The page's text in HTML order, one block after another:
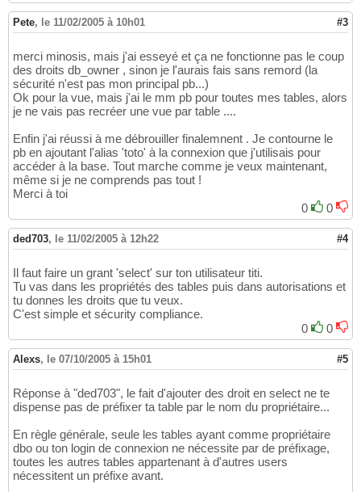
Pete, le 11/02/2005 à 10h01 #3
merci minosis, mais j'ai esseyé et ça ne fonctionne pas le coup
des droits db_owner , sinon je l'aurais fais sans remord (la
sécurité n'est pas mon principal pb...)
Ok pour la vue, mais j'ai le mm pb pour toutes mes tables, alors
je ne vais pas recréer une vue par table ....
Enfin j'ai réussi à me débrouiller finalemnent . Je contourne le
pb en ajoutant l'alias 'toto' à la connexion que j'utilisais pour
accéder à la base. Tout marche comme je veux maintenant,
même si je ne comprends pas tout !
Merci à toi
0
0
ded703, le 11/02/2005 à 12h22 #4
Il faut faire un grant 'select' sur ton utilisateur titi.
Tu vas dans les propriétés des tables puis dans autorisations et
tu donnes les droits que tu veux.
C'est simple et sécurity compliance.
0
0
Alexs, le 07/10/2005 à 15h01 #5
Réponse à "ded703", le fait d'ajouter des droit en select ne te
dispense pas de préfixer ta table par le nom du propriétaire...
En règle générale, seule les tables ayant comme propriétaire
dbo ou ton login de connexion ne nécessite par de préfixage,
toutes les autres tables appartenant à d'autres users
nécessitent un préfixe avant.